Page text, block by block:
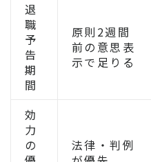
退
職
予
告
期
間
原則2週間
前の意思表
示で足りる
効
力
の
法律・判例